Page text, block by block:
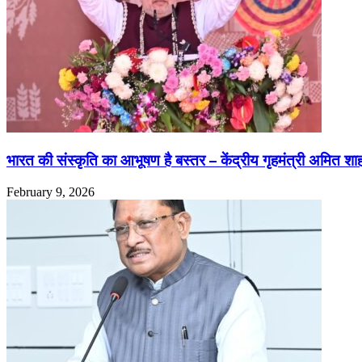
भारत की संस्कृति का आभूषण है बस्तर – केंद्रीय गृहमंत्री अमित
February 9, 2026